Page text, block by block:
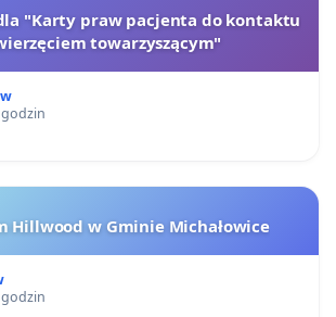
"Karty praw pacjenta do kontaktu
towarzyszącym"
Hillwood w Gminie Michałowice